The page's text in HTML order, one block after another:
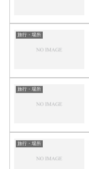
旅行・場所
旅行・場所
旅行・場所